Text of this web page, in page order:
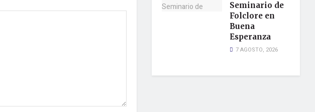
Seminario de
Folclore en
Buena
Esperanza
7 AGOSTO, 2026